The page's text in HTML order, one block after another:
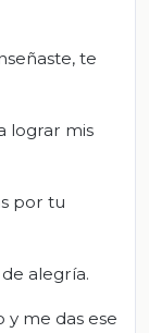
te
lograr mis
por tu
alegría.
me das ese